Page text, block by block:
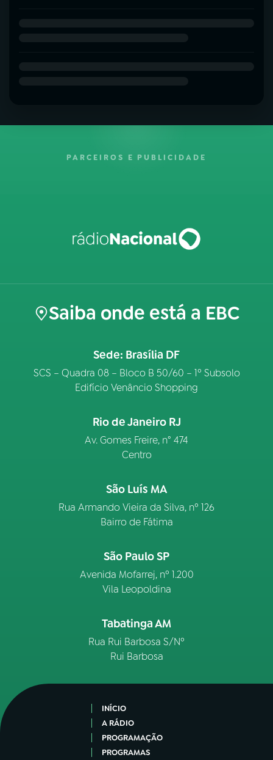
PARCEIROS E PUBLICIDADE
Saiba onde está a EBC
Sede: Brasília DF
SCS – Quadra 08 – Bloco B 50/60 – 1º Subsolo
Edifício Venâncio Shopping
Rio de Janeiro RJ
Av. Gomes Freire, n° 474
Centro
São Luís MA
Rua Armando Vieira da Silva, nº 126
Bairro de Fátima
São Paulo SP
Avenida Mofarrej, nº 1.200
Vila Leopoldina
Tabatinga AM
Rua Rui Barbosa S/Nº
Rui Barbosa
INÍCIO
A RÁDIO
PROGRAMAÇÃO
PROGRAMAS